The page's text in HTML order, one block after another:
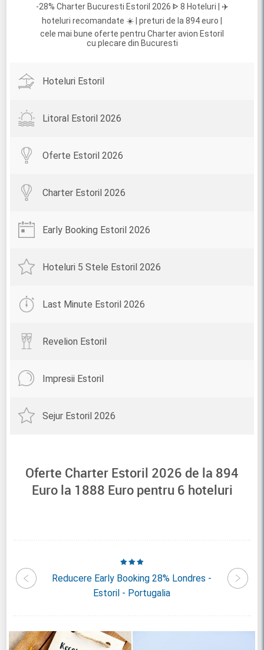
-28% Charter Bucuresti Estoril 2026 ᐈ 8 Hoteluri | ✈️
hoteluri recomandate ☀️ | preturi de la 894 euro |
cele mai bune oferte pentru Charter avion Estoril
cu plecare din Bucuresti
Hoteluri Estoril
Litoral Estoril 2026
Oferte Estoril 2026
Charter Estoril 2026
Early Booking Estoril 2026
Hoteluri 5 Stele Estoril 2026
Last Minute Estoril 2026
Revelion Estoril
Impresii Estoril
Sejur Estoril 2026
Oferte Charter Estoril 2026 de la 894
Euro la 1888 Euro pentru 6 hoteluri
-
Reducere Early Booking 28% Londres -
Estoril - Portugalia